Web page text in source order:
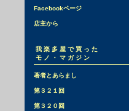
Facebookページ
店主から
我楽多屋で買った
モノ・マガジン
著者とあらまし
第３２１回
第３２０回